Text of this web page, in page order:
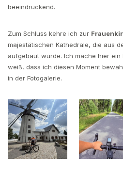
beeindruckend.
Zum Schluss kehre ich zur
majestätischen Kathedrale, die aus
aufgebaut wurde. Ich mache hier
weiß, dass ich diesen Moment
in der Fotogalerie.